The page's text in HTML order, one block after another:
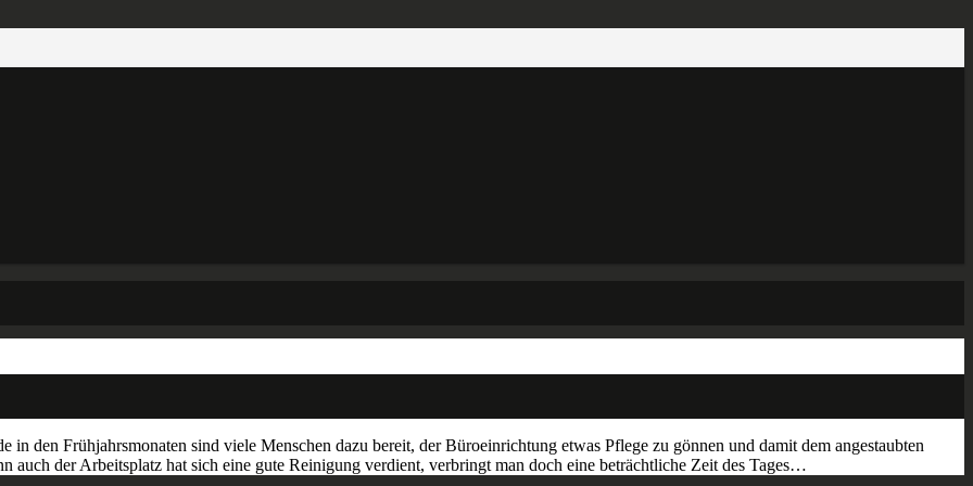
den Frühjahrsmonaten sind viele Menschen dazu bereit, der Büroeinrichtung etwas Pflege zu gönnen und damit dem angestaubten
auch der Arbeitsplatz hat sich eine gute Reinigung verdient, verbringt man doch eine beträchtliche Zeit des Tages…